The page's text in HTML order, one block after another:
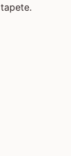
tapete.